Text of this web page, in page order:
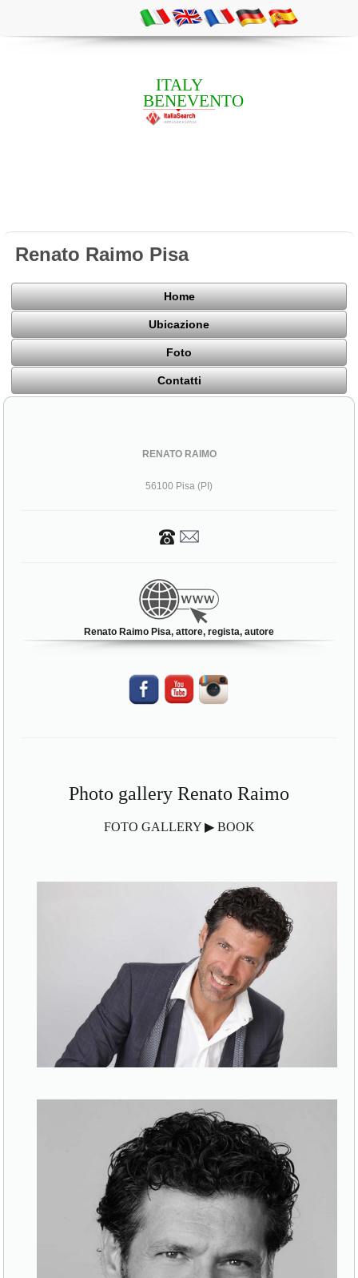
ITALY
BENEVENTO
Renato Raimo Pisa
Home
Ubicazione
Foto
Contatti
RENATO RAIMO
56100 Pisa (PI)
Renato Raimo Pisa, attore, regista, autore
Photo gallery Renato Raimo
FOTO GALLERY ▶ BOOK